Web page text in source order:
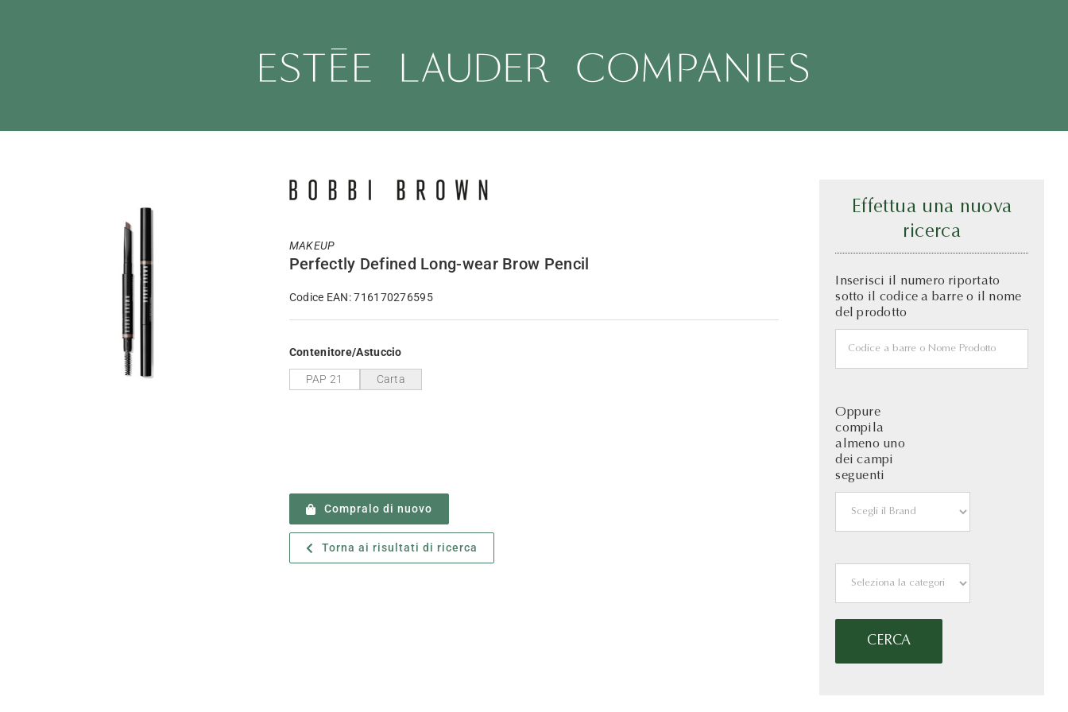
MAKEUP
Perfectly Defined Long-wear Brow Pencil
Codice EAN: 716170276595
Contenitore/Astuccio
PAP 21 Carta
Compralo di nuovo
Torna ai risultati di ricerca
Effettua una nuova
ricerca
Inserisci il numero riportato
sotto il codice a barre o il nome
del prodotto
Oppure
compila
almeno uno
dei campi
seguenti